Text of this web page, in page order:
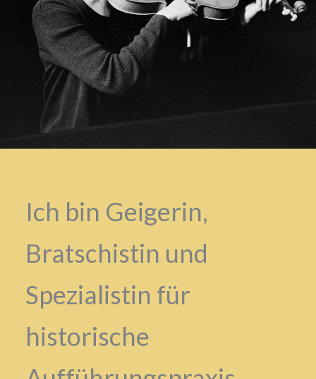
Ich bin Geigerin,
Bratschistin und
Spezialistin für
historische